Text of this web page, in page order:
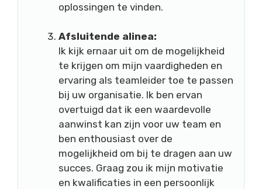
oplossingen te vinden.
Afsluitende alinea:
Ik kijk ernaar uit om de mogelijkheid
te krijgen om mijn vaardigheden en
ervaring als teamleider toe te passen
bij uw organisatie. Ik ben ervan
overtuigd dat ik een waardevolle
aanwinst kan zijn voor uw team en
ben enthousiast over de
mogelijkheid om bij te dragen aan uw
succes. Graag zou ik mijn motivatie
en kwalificaties in een persoonlijk